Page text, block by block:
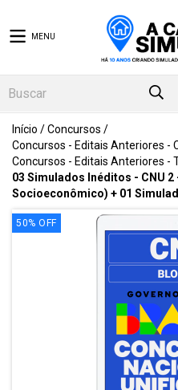
MENU
Início /Concursos /
Concursos - Editais Anteriores -
Concursos - Editais Anteriores -
03 Simulados Inéditos - CNU
Socioeconômico) + 01
50% OFF